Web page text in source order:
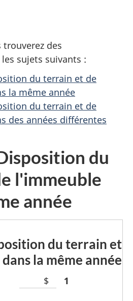
trouverez des
sujets suivants :
du terrain et de
la même année
du terrain et de
des années différentes
du
l'immeuble
année
du terrain et
la même année
$
Espace
Line
1